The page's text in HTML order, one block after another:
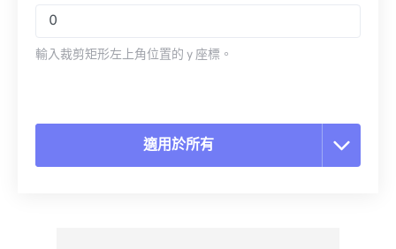
輸入裁剪矩形左上角位置的 y 座標。
適用於所有